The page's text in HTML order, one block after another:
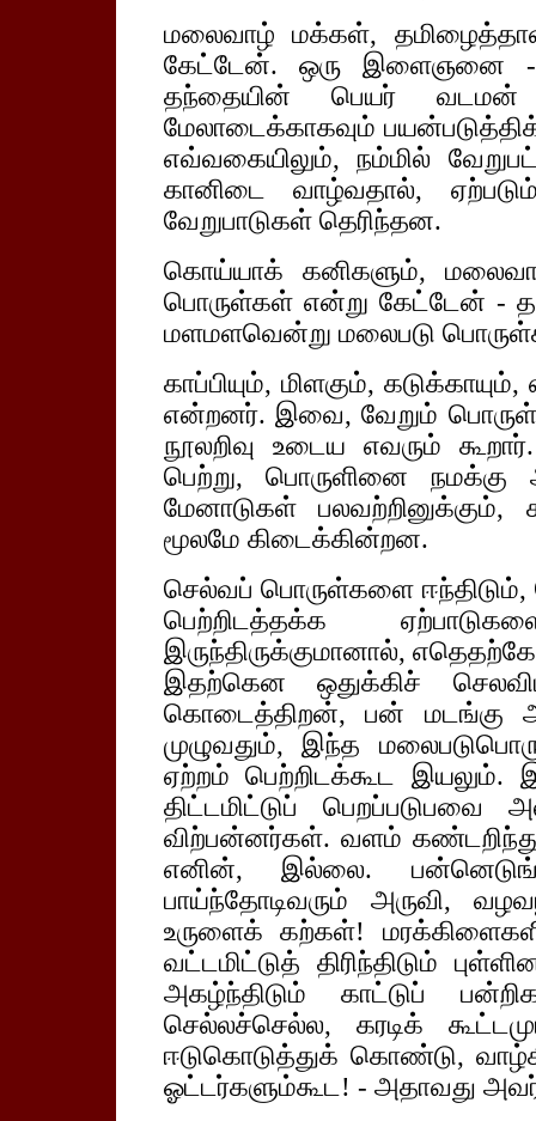
மலைவாழ் மக்கள், தமிழைத்தான்
கேட்டேன். ஒரு இளைஞனை -
தந்தையின் பெயர்
மேலாடைக்காகவும்
எவ்வகையிலும், நம்மில்
கானிடை வாழ்வதால்,
வேறுபாடுகள் தெரிந்தன.
கொய்யாக் கனிகளும்,
பொருள்கள் என்று கேட்டேன் -
மளமளவென்று மலைபடு
காப்பியும், மிளகும்,
என்றனர். இவை, வேறும்
நூலறிவு உடைய எவரும்
பெற்று, பொருளினை
மேனாடுகள்
மூலமே கிடைக்கின்றன.
செல்வப் பொருள்களை
பெற்றிடத்தக்க
இருந்திருக்குமானால்,
இதற்கென ஒதுக்கிச்
கொடைத்திறன், பன் மடங்கு
முழுவதும், இந்த
ஏற்றம் பெற்றிடக்கூட இயலும்.
திட்டமிட்டுப்
விற்பன்னர்கள். வளம்
எனின், இல்லை. பன்னெடுங்
பாய்ந்தோடிவரும் அருவி,
உருளைக் கற்கள்!
வட்டமிட்டுத் திரிந்திடும்
அகழ்ந்திடும் காட்டுப்
செல்லச்செல்ல, கரடிக்
ஈடுகொடுத்துக் கொண்டு,
ஓட்டர்களும்கூட! - அதாவது